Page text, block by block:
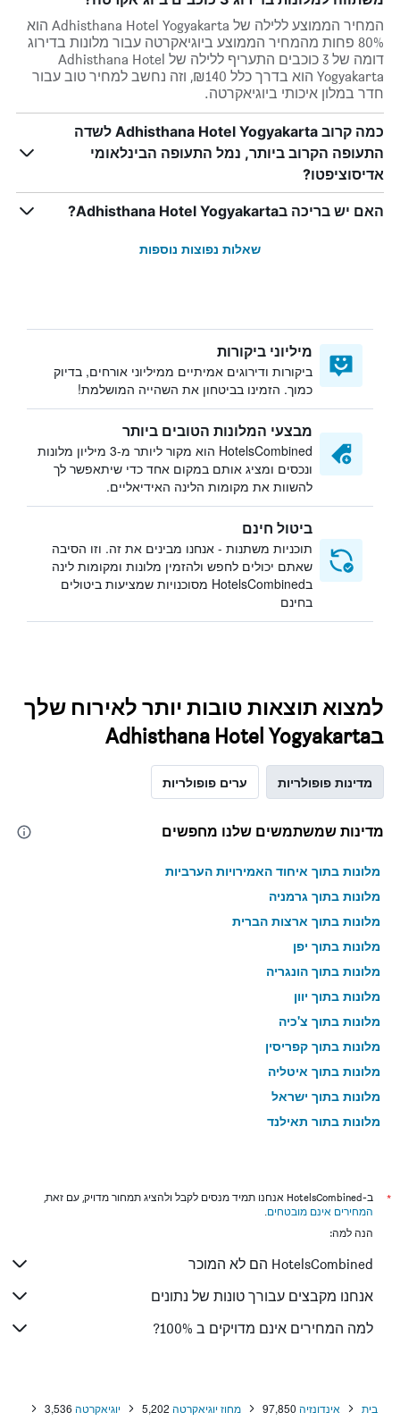
המחיר הממוצע ללילה של Adhisthana Hotel Yogyakarta הוא
80% פחות מהמחיר הממוצע ביוגיאקרטה עבור מלונות בדירוג
דומה של 3 כוכבים התעריף ללילה של Adhisthana Hotel
Yogyakarta הוא בדרך כלל ₪140, וזה נחשב למחיר טוב עבור
חדר במלון איכותי ביוגיאקרטה.
כמה קרוב Adhisthana Hotel Yogyakarta לשדה
התעופה הקרוב ביותר, נמל התעופה הבינלאומי
אדיסוציפטו?
האם יש בריכה בAdhisthana Hotel Yogyakarta?
שאלות נפוצות נוספות
מיליוני ביקורות
ביקורות ודירוגים אמיתיים ממיליוני אורחים, בדיוק
כמוך. הזמינו בביטחון את השהייה המושלמת!
מבצעי המלונות הטובים ביותר
HotelsCombined הוא מקור ליותר מ-3 מיליון מלונות
ונכסים ומציג אותם במקום אחד כדי שיתאפשר לך
להשוות את מקומות הלינה האידיאליים.
ביטול חינם
תוכניות משתנות - אנחנו מבינים את זה. וזו הסיבה
שאתם יכולים לחפש ולהזמין מלונות ומקומות לינה
בHotelsCombined מסוכנויות שמציעות ביטולים
בחינם
למצוא תוצאות טובות יותר לאירוח שלך
בAdhisthana Hotel Yogyakarta
מדינות פופולריות ערים פופולריות
מדינות שמשתמשים שלנו מחפשים
מלונות בתוך איחוד האמירויות הערביות
מלונות בתוך גרמניה
מלונות בתוך ארצות הברית
מלונות בתוך יפן
מלונות בתוך הונגריה
מלונות בתוך יוון
מלונות בתוך צ'כיה
מלונות בתוך קפריסין
מלונות בתוך איטליה
מלונות בתוך ישראל
מלונות בתוך תאילנד
*
ב-HotelsCombined אנחנו תמיד מנסים לקבל ולהציג תמחור מדויק, עם זאת,
המחירים אינם מובטחים.
הנה למה:
HotelsCombined הם לא המוכר
אנחנו מקבצים עבורך טונות של נתונים
למה המחירים אינם מדויקים ב 100%?
בית אינדונזיה 97,850 מחוז יוגיאקרטה 5,202 יוגיאקרטה 3,536